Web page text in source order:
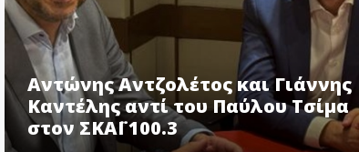
Αντώνης Αντζολέτος και Γιάννης
Καντέλης αντί του Παύλου Τσίμα
στον ΣΚΑΪ 100.3